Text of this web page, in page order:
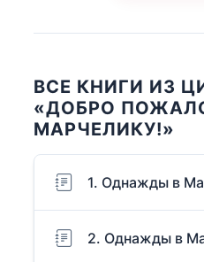
ВСЕ КНИГИ ИЗ
«ДОБРО
МАРЧЕЛИКУ!»
1. Однажды в
2. Однажды в